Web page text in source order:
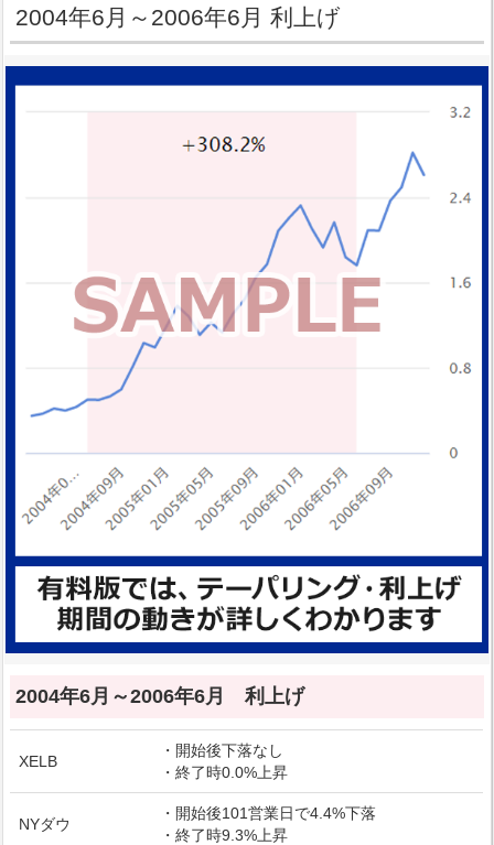
2004年6月～2006年6月 利上げ
2004年6月～2006年6月 利上げ
XELB
・開始後下落なし
・終了時0.0%上昇
NYダウ
・開始後101営業日で4.4%下落
・終了時9.3%上昇